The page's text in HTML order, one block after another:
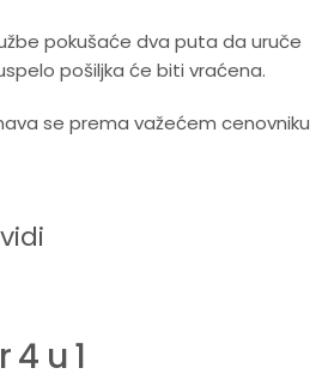
DETALJNE INFORMACIJE
BPA Free (Bez bisfenola A)
pokušaće dva puta da uruče
pošiljka će biti vraćena.
se prema važećem cenovniku
u 1